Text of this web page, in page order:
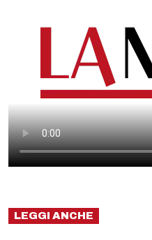
LEGGI ANCHE